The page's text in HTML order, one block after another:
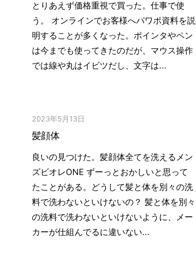
とりあえず価格重視で買った。仕事で使
う。 オンラインでお客様へパワポ資料を説
明することが多くなった。ポインタやペン
は今までも使ってきたのだが、マウス操作
では線や丸はイビツだし、文字は...
2023年5月13日
髪顔体
良いの見つけた。髪顔体全てを洗えるメン
ズビオレONE ずーっとおかしいと思って
たことがある。どうして髪と体を別々の洗
料で洗わないといけないの？ 髪と体を別々
の洗料で洗わないといけないように、メー
カーが仕組んでるに違いない...